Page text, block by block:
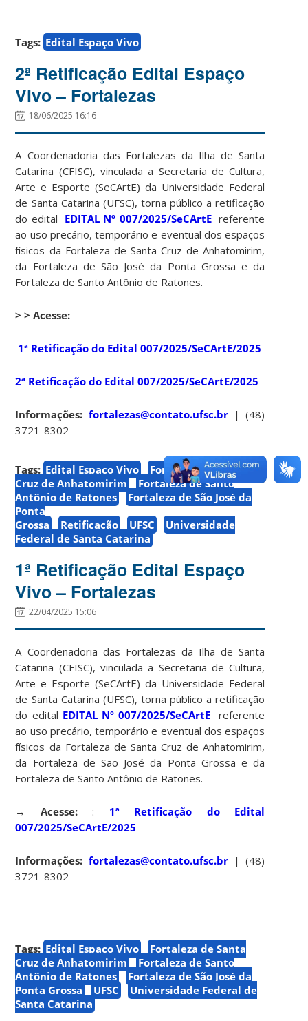
Tags: Edital Espaço Vivo
2ª Retificação Edital Espaço
Vivo – Fortalezas
18/06/2025 16:16
A Coordenadoria das Fortalezas da Ilha de Santa
Catarina (CFISC), vinculada a Secretaria de Cultura,
Arte e Esporte (SeCArtE) da Universidade Federal
de Santa Catarina (UFSC), torna público a retificação
do edital EDITAL Nº 007/2025/SeCArtEreferente
ao uso precário, temporário e eventual dos espaços
físicos da Fortaleza de Santa Cruz de Anhatomirim,
da Fortaleza de São José da Ponta Grossa e da
Fortaleza de Santo Antônio de Ratones.
> > Acesse:
1ª Retificação do Edital 007/2025/SeCArtE/2025
2ª Retificação do Edital 007/2025/SeCArtE/2025
Informações: fortalezas@contato.ufsc.br| (48)
3721-8302
Tags: Edital Espaço Vivo
Fortaleza de Santa
Cruz de Anhatomirim
Fortaleza de Santo
Antônio de Ratones
Fortaleza de São José da
Ponta
Grossa
Retificação UFSC
Universidade
Federal de Santa Catarina
1ª Retificação Edital Espaço
Vivo – Fortalezas
22/04/2025 15:06
A Coordenadoria das Fortalezas da Ilha de Santa
Catarina (CFISC), vinculada a Secretaria de Cultura,
Arte e Esporte (SeCArtE) da Universidade Federal
de Santa Catarina (UFSC), torna público a retificação
do edital EDITAL Nº 007/2025/SeCArtEreferente
ao uso precário, temporário e eventual dos espaços
físicos da Fortaleza de Santa Cruz de Anhatomirim,
da Fortaleza de São José da Ponta Grossa e da
Fortaleza de Santo Antônio de Ratones.
→ Acesse:: 1ª Retificação do Edital
007/2025/SeCArtE/2025
Informações: fortalezas@contato.ufsc.br| (48)
3721-8302
Tags: Edital Espaço Vivo
Fortaleza de Santa
Cruz de Anhatomirim
Fortaleza de Santo
Antônio de Ratones
Fortaleza de São José da
Ponta Grossa
UFSC
Universidade Federal de
Santa Catarina